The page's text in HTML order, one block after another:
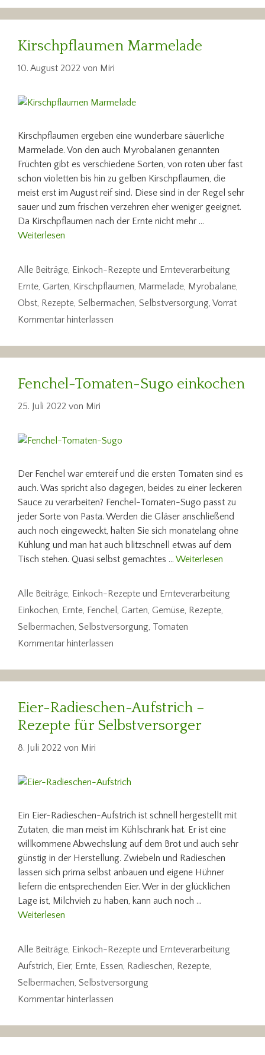
Kirschpflaumen Marmelade
10. August 2022 von Miri
Kirschpflaumen ergeben eine wunderbare säuerliche
Marmelade. Von den auch Myrobalanen genannten
Früchten gibt es verschiedene Sorten, von roten über fast
schon violetten bis hin zu gelben Kirschpflaumen, die
meist erst im August reif sind. Diese sind in der Regel sehr
sauer und zum frischen verzehren eher weniger geeignet.
Da Kirschpflaumen nach der Ernte nicht mehr …
Weiterlesen
Kategorien
Alle Beiträge, Einkoch-Rezepte und Ernteverarbeitung
Schlagwörter
Ernte, Garten, Kirschpflaumen, Marmelade, Myrobalane,
Obst, Rezepte, Selbermachen, Selbstversorgung, Vorrat
Kommentar hinterlassen
Fenchel-Tomaten-Sugo einkochen
25. Juli 2022 von Miri
Der Fenchel war erntereif und die ersten Tomaten sind es
auch. Was spricht also dagegen, beides zu einer leckeren
Sauce zu verarbeiten? Fenchel-Tomaten-Sugo passt zu
jeder Sorte von Pasta. Werden die Gläser anschließend
auch noch eingeweckt, halten Sie sich monatelang ohne
Kühlung und man hat auch blitzschnell etwas auf dem
Tisch stehen. Quasi selbst gemachtes … Weiterlesen
Kategorien
Alle Beiträge, Einkoch-Rezepte und Ernteverarbeitung
Schlagwörter
Einkochen, Ernte, Fenchel , Garten, Gemüse, Rezepte,
Selbermachen, Selbstversorgung, Tomaten
Kommentar hinterlassen
Eier-Radieschen-Aufstrich –
Rezepte für Selbstversorger
8. Juli 2022 von Miri
Ein Eier-Radieschen-Aufstrich ist schnell hergestellt mit
Zutaten, die man meist im Kühlschrank hat. Er ist eine
willkommene Abwechslung auf dem Brot und auch sehr
günstig in der Herstellung. Zwiebeln und Radieschen
lassen sich prima selbst anbauen und eigene Hühner
liefern die entsprechenden Eier. Wer in der glücklichen
Lage ist, Milchvieh zu haben, kann auch noch …
Weiterlesen
Kategorien
Alle Beiträge, Einkoch-Rezepte und Ernteverarbeitung
Schlagwörter
Aufstrich, Eier, Ernte, Essen, Radieschen, Rezepte,
Selbermachen, Selbstversorgung
Kommentar hinterlassen